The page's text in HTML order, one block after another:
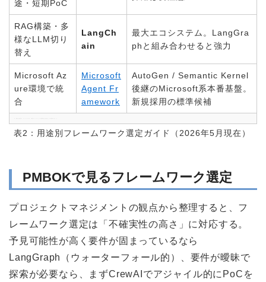
表2：用途別フレームワーク選定ガイド（2026年5月現在）
途・短期PoC
RAG構築・多
様なLLM切り
替え
LangCh
ain
最大エコシステム。LangGra
phと組み合わせると強力
Microsoft Az
ure環境で統
合
Microsoft
Agent Fr
amework
AutoGen / Semantic Kernel
後継のMicrosoft系本番基盤。
新規採用の標準候補
PMBOKで見るフレームワーク選定
プロジェクトマネジメントの観点から整理すると、フ
レームワーク選定は「不確実性の高さ」に対応する。
予見可能性が高く要件が固まっているなら
LangGraph（ウォーターフォール的）、要件が曖昧で
探索が必要なら、まずCrewAIでアジャイル的にPoCを